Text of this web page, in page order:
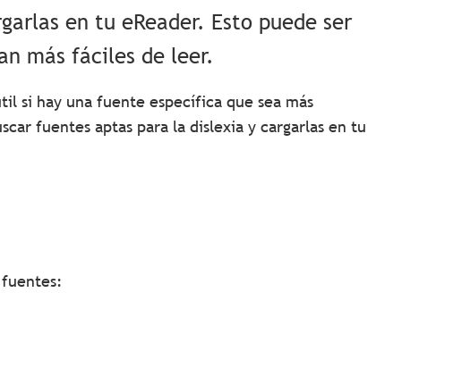
en tu eReader. Esto puede ser
más fáciles de leer.
si hay una fuente específica que sea más
fuentes aptas para la dislexia y cargarlas en tu
fuentes: